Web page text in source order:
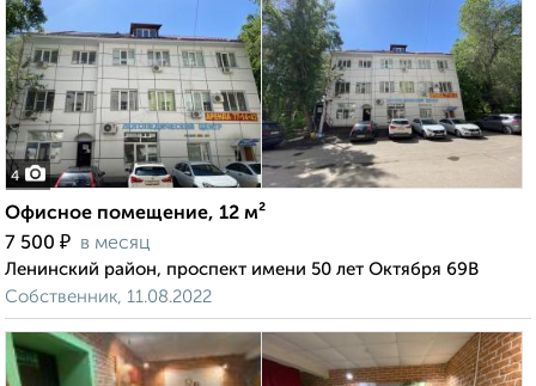
4
Офисное помещение, 12 м²
7 500 ₽ в месяц
Ленинский район, проспект имени 50 лет Октября 69В
Собственник, 11.08.2022